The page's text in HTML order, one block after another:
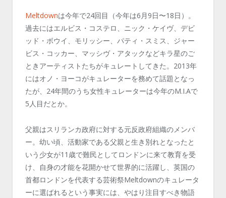
Meltdownは今年で24回目（今年は6月9日〜18日）。
過去にはエルビス・コステロ、ニック・ケイヴ、デビ
ッド・ボウイ、モリッシー、パティ・スミス、ジャー
ビス・コッカー、マッシヴ・アタックなどキラ星のご
ときアーティストたちがキュレートしてきた。2013年
にはオノ・ヨーコがキュレーターを務めて話題となっ
たが、24年間のうち女性キュレーターは今年のM.I.Aで
5人目だとか。
父親はスリランカ政府に対する元反政府組織のメンバ
ー。幼い頃、活動家である父親と生き別れとなったと
いう少女が11歳で難民としてロンドンに来て教育を受
け、自身の才能を花開かせて世界的に活躍し、英国の
首都ロンドンを代表する芸術祭Meltdownのキュレータ
ーに選ばれるという事実には、やはり注目すべき物語